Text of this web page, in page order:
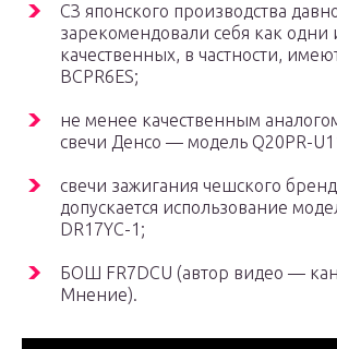
СЗ японского производства
зарекомендовали себя как одни
качественных, в частности,
BCPR6ES;
не менее качественным
свечи Денсо — модель Q20PR-
свечи зажигания чешского
допускается использование
DR17YC-1;
БОШ FR7DCU (автор видео —
Мнение).